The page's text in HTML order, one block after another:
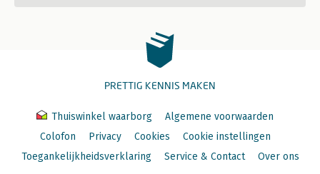
PRETTIG KENNIS MAKEN
Thuiswinkel waarborg
Algemene voorwaarden
Colofon
Privacy Cookies
Cookie instellingen
Toegankelijkheidsverklaring
Service & Contact Over ons